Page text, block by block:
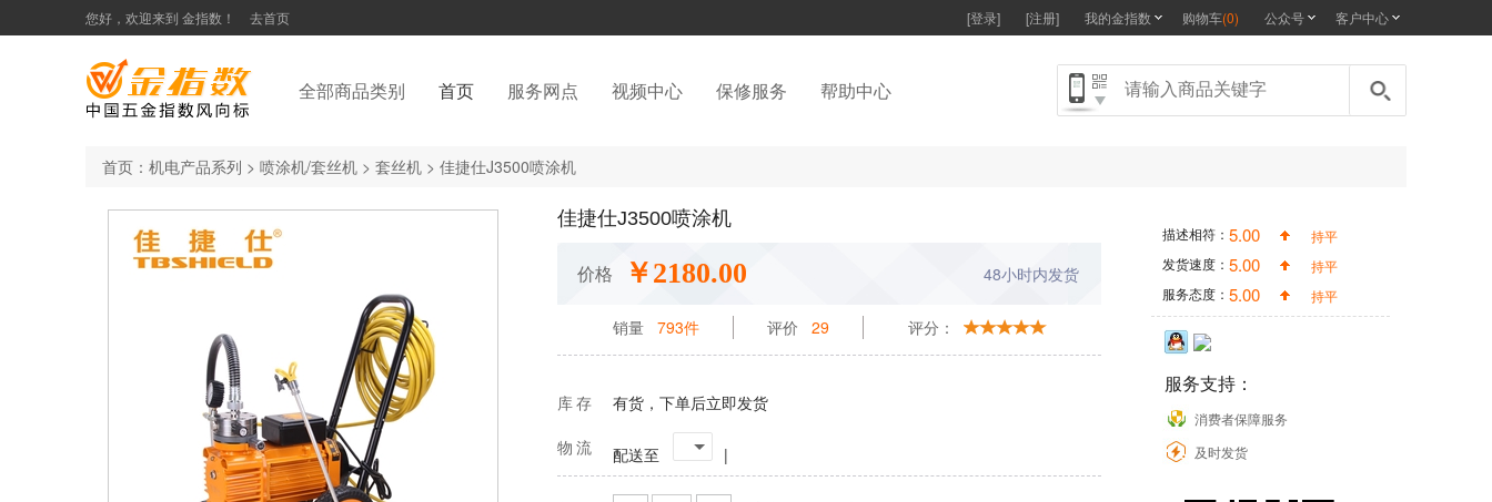
您好，欢迎来到 金指数！ 去首页 [登录] [注册] 我的金指数 购物车(0) 公众号 客户中心
全部商品类别 首页 服务网点 视频中心 保修服务 帮助中心
首页 ： 机电产品系列 > 喷涂机/套丝机 > 套丝机 > 佳捷仕J3500喷涂机
佳捷仕J3500喷涂机
价格 ￥2180.00 48小时内发货
销量 793件 评价 29 评分：
库存
有货，下单后立即发货
物流
配送至 |
描述相符： 5.00
持平
发货速度： 5.00
持平
服务态度： 5.00 持平
服务支持：
消费者保障服务
及时发货